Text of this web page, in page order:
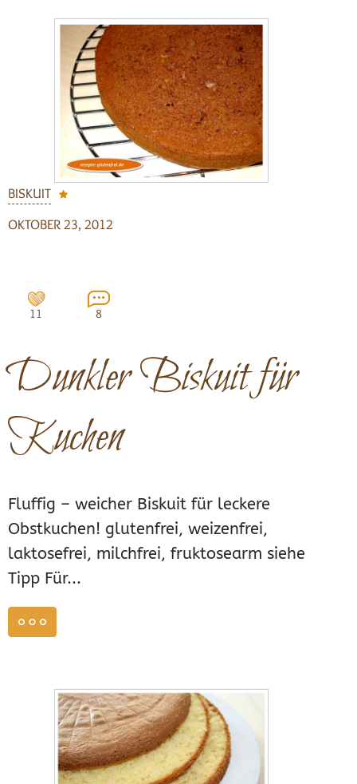
BISKUIT
OKTOBER 23, 2012
11 8
Dunkler Biskuit für
Kuchen
Fluffig – weicher Biskuit für leckere
Obstkuchen! glutenfrei, weizenfrei,
laktosefrei, milchfrei, fruktosearm siehe
Tipp Für...